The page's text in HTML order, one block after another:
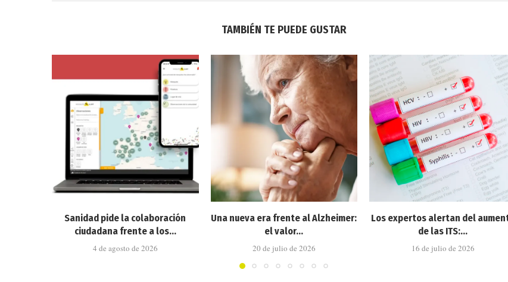
TAMBIÉN TE PUEDE GUSTAR
Sanidad pide la colaboración
ciudadana frente a los...
4 de agosto de 2026
Una nueva era frente al Alzheimer:
el valor...
20 de julio de 2026
Los expertos alertan del
de las ITS:...
16 de julio de 2026